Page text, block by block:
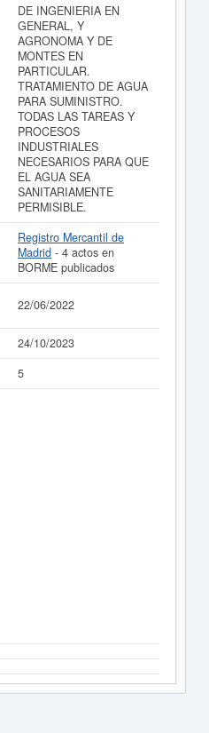
y consultar los resultados de
los balances y cuentas
disponibles.
informe de empresa se ha
el 22/06/2022.
DE INGENIERIA EN
GENERAL, Y
AGRONOMA Y DE
MONTES EN
PARTICULAR.
TRATAMIENTO DE AGUA
PARA SUMINISTRO.
TODAS LAS TAREAS Y
PROCESOS
INDUSTRIALES
NECESARIOS PARA QUE
EL AGUA SEA
SANITARIAMENTE
PERMISIBLE.
Registro Mercantil de
Madrid - 4 actos en
BORME publicados
22/06/2022
24/10/2023
5